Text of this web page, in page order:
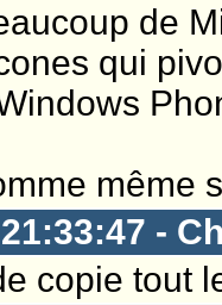
de
qui
même
-
copie tout